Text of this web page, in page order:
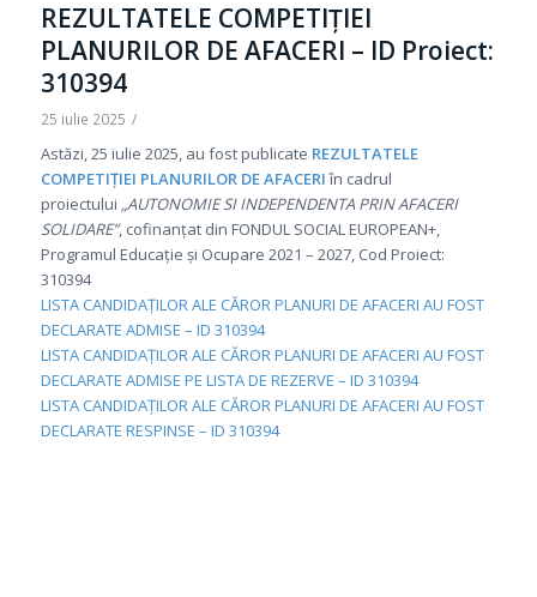
REZULTATELE COMPETIȚIEI
PLANURILOR DE AFACERI – ID Proiect:
310394
25 iulie 2025 /
Astăzi, 25 iulie 2025, au fost publicate REZULTATELE
COMPETIȚIEI PLANURILOR DE AFACERIîn cadrul
proiectului „AUTONOMIE SI INDEPENDENTA PRIN AFACERI
SOLIDARE”, cofinanțat din FONDUL SOCIAL EUROPEAN+,
Programul Educație și Ocupare 2021 – 2027, Cod Proiect:
310394
LISTA CANDIDAȚILOR ALE CĂROR PLANURI DE AFACERI AU FOST
DECLARATE ADMISE – ID 310394
LISTA CANDIDAȚILOR ALE CĂROR PLANURI DE AFACERI AU FOST
DECLARATE ADMISE PE LISTA DE REZERVE – ID 310394
LISTA CANDIDAȚILOR ALE CĂROR PLANURI DE AFACERI AU FOST
DECLARATE RESPINSE – ID 310394